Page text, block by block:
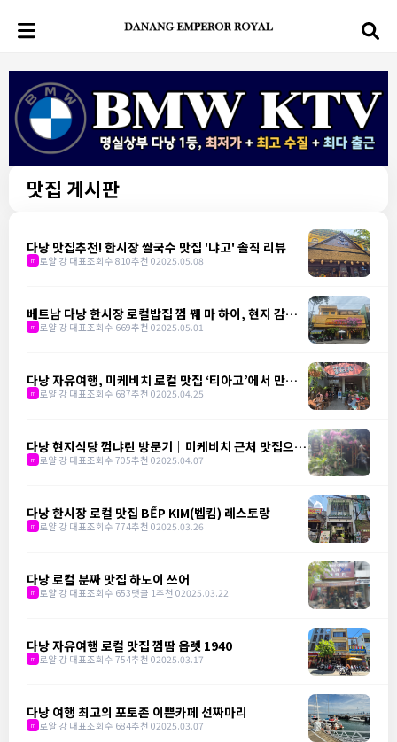
맛집 게시판
다낭 맛집추천! 한시장 쌀국수 맛집 '냐고' 솔직 리뷰
m 로얄 강 대표 조회수 810추천 02025.05.08
베트남 다낭 한시장 로컬밥집 껌 꿰 마 하이, 현지 감성
제대로
m 로얄 강 대표 조회수 669추천 02025.05.01
다낭 자유여행, 미케비치 로컬 맛집 ‘티아고’에서 만난
현지의 맛
m 로얄 강 대표 조회수 687추천 02025.04.25
다낭 현지식당 껌냐린 방문기｜미케비치 근처 맛집으로
강추!
m 로얄 강 대표 조회수 705추천 02025.04.07
다낭 한시장 로컬 맛집 BẾP KIM(벱킴) 레스토랑
m 로얄 강 대표 조회수 774추천 02025.03.26
다낭 로컬 분짜 맛집 하노이 쓰어
m 로얄 강 대표 조회수 653댓글 1추천 02025.03.22
다낭 자유여행 로컬 맛집 껌땀 옵렛 1940
m 로얄 강 대표 조회수 754추천 02025.03.17
다낭 여행 최고의 포토존 이쁜카페 선짜마리
m 로얄 강 대표 조회수 684추천 02025.03.07